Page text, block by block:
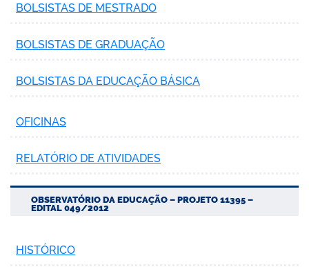
BOLSISTAS DE MESTRADO
BOLSISTAS DE GRADUAÇÃO
BOLSISTAS DA EDUCAÇÃO BÁSICA
OFICINAS
RELATÓRIO DE ATIVIDADES
OBSERVATÓRIO DA EDUCAÇÃO – PROJETO 11395 –
EDITAL 049/2012
HISTÓRICO